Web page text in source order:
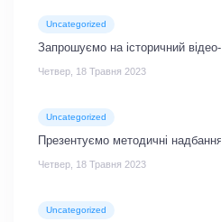
Uncategorized
Запрошуємо на історичний
Четвер, 18 Травня 2023
Uncategorized
Презентуємо методичні
Четвер, 18 Травня 2023
Uncategorized